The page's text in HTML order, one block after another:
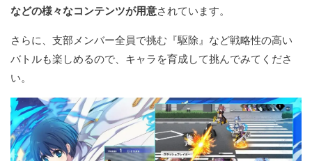
などの様々なコンテンツが用意されています。
さらに、支部メンバー全員で挑む『駆除』など戦略性の高い
バトルも楽しめるので、キャラを育成して挑んでみてくださ
い。